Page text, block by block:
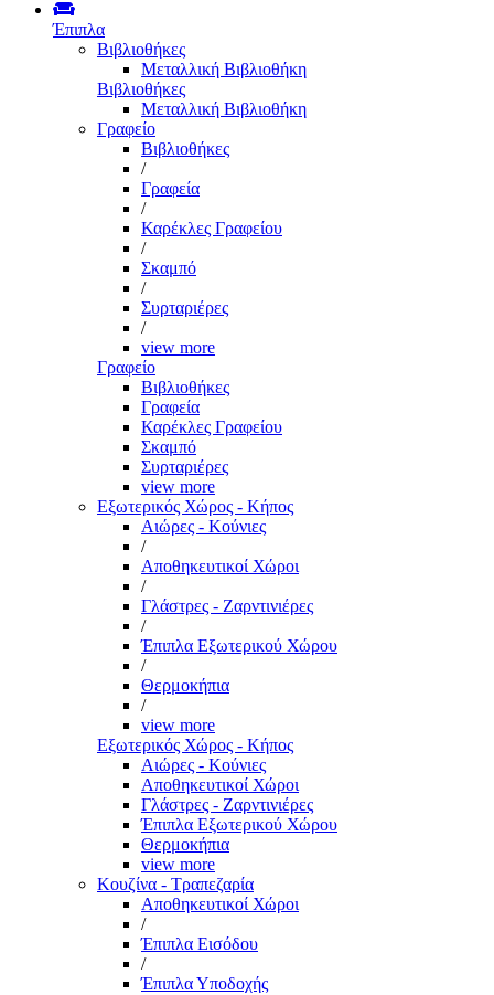
Έπιπλα
Βιβλιοθήκες
Μεταλλική Βιβλιοθήκη
Βιβλιοθήκες
Μεταλλική Βιβλιοθήκη
Γραφείο
Βιβλιοθήκες
/
Γραφεία
/
Καρέκλες Γραφείου
/
Σκαμπό
/
Συρταριέρες
/
view more
Γραφείο
Βιβλιοθήκες
Γραφεία
Καρέκλες Γραφείου
Σκαμπό
Συρταριέρες
view more
Εξωτερικός Χώρος - Κήπος
Αιώρες - Κούνιες
/
Αποθηκευτικοί Χώροι
/
Γλάστρες - Ζαρντινιέρες
/
Έπιπλα Εξωτερικού Χώρου
/
Θερμοκήπια
/
view more
Εξωτερικός Χώρος - Κήπος
Αιώρες - Κούνιες
Αποθηκευτικοί Χώροι
Γλάστρες - Ζαρντινιέρες
Έπιπλα Εξωτερικού Χώρου
Θερμοκήπια
view more
Κουζίνα - Τραπεζαρία
Αποθηκευτικοί Χώροι
/
Έπιπλα Εισόδου
/
Έπιπλα Υποδοχής